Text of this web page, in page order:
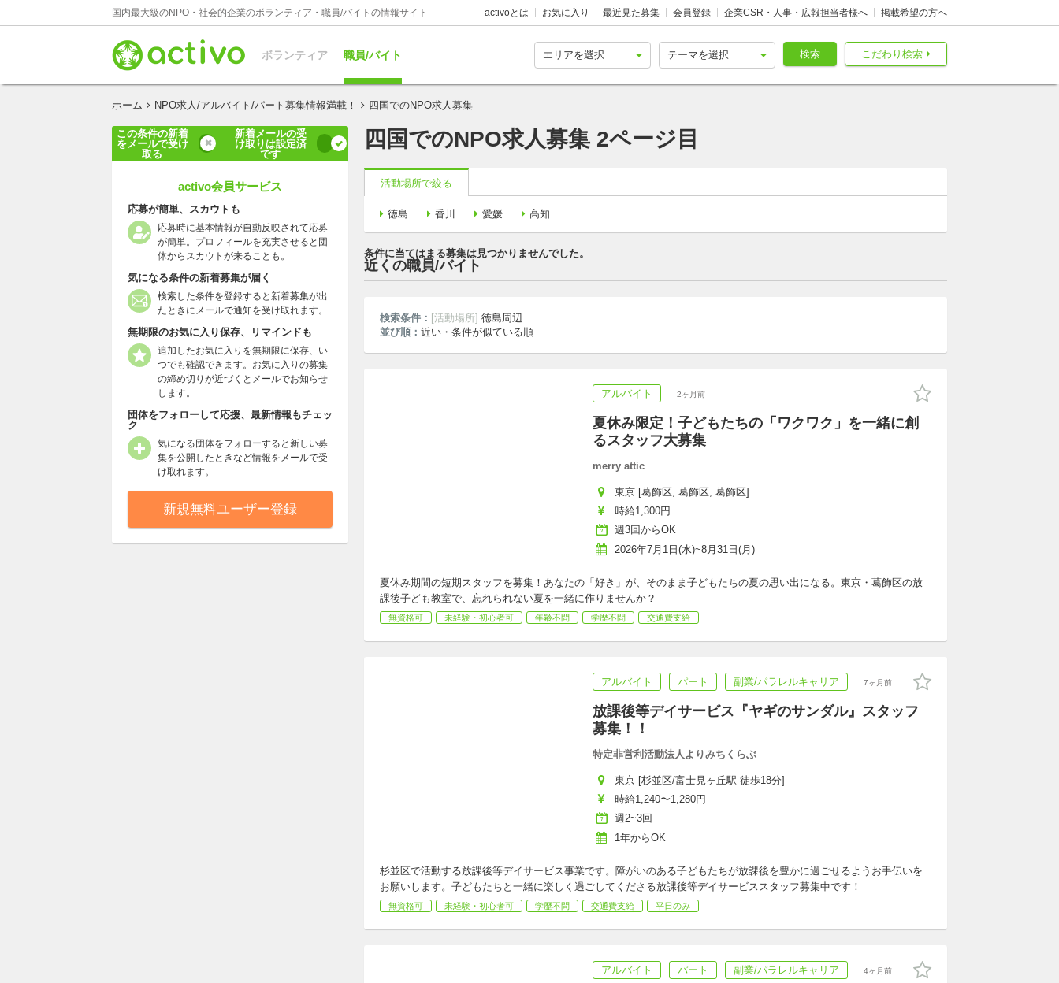
国内最大級のNPO・社会的企業のボランティア・職員/バイトの情報サイト activoとは お気に入り 最近見た募集 会員登録 企業CSR・人事・広報担当者様へ 掲載希望の方へ
ボランティア 職員/バイト こだわり検索
検索
ホーム NPO求人/アルバイト/パート募集情報満載！ 四国でのNPO求人募集
四国でのNPO求人募集 2ページ目
活動場所で絞る
徳島 香川 愛媛 高知
条件に当てはまる募集は見つかりませんでした。
近くの職員/バイト
検索条件： [活動場所] 徳島周辺
並び順： 近い・条件が似ている順
アルバイト 2ヶ月前
夏休み限定！子どもたちの「ワクワク」を一緒に創
るスタッフ大募集
merry attic
東京 [葛飾区, 葛飾区, 葛飾区]
時給1,300円
週3回からOK
2026年7月1日(水)~8月31日(月)
夏休み期間の短期スタッフを募集！あなたの「好き」が、そのまま子どもたちの夏の思い出になる。東京・葛飾区の放
課後子ども教室で、忘れられない夏を一緒に作りませんか？
無資格可 未経験・初心者可 年齢不問 学歴不問 交通費支給
アルバイト パート 副業/パラレルキャリア 7ヶ月前
放課後等デイサービス『ヤギのサンダル』スタッフ
募集！！
特定非営利活動法人よりみちくらぶ
東京 [杉並区/富士見ヶ丘駅 徒歩18分]
時給1,240〜1,280円
週2~3回
1年からOK
杉並区で活動する放課後等デイサービス事業です。障がいのある子どもたちが放課後を豊かに過ごせるようお手伝いを
お願いします。子どもたちと一緒に楽しく過ごしてくださる放課後等デイサービススタッフ募集中です！
無資格可 未経験・初心者可 学歴不問 交通費支給 平日のみ
アルバイト パート 副業/パラレルキャリア 4ヶ月前
この条件の新着
をメールで受け
取る
新着メールの受
け取りは設定済
です
activo会員サービス
応募が簡単、スカウトも
応募時に基本情報が自動反映されて応募
が簡単。プロフィールを充実させると団
体からスカウトが来ることも。
気になる条件の新着募集が届く
検索した条件を登録すると新着募集が出
たときにメールで通知を受け取れます。
無期限のお気に入り保存、リマインドも
追加したお気に入りを無期限に保存、い
つでも確認できます。お気に入りの募集
の締め切りが近づくとメールでお知らせ
します。
団体をフォローして応援、最新情報もチェッ
ク
気になる団体をフォローすると新しい募
集を公開したときなど情報をメールで受
け取れます。
新規無料ユーザー登録